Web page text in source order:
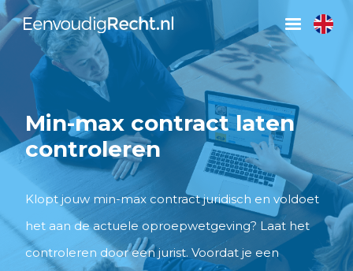
Min-max contract laten
controleren
Klopt jouw min-max contract juridisch en voldoet
het aan de actuele oproepwetgeving? Laat het
controleren door een jurist. Voordat je een